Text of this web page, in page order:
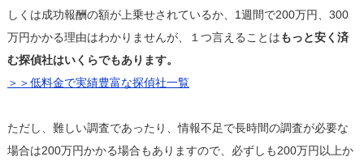
しくは成功報酬の額が上乗せされているか、1週間で200万円、300
万円かかる理由はわかりませんが、１つ言えることはもっと安く済
む探偵社はいくらでもあります。
＞＞低料金で実績豊富な探偵社一覧
ただし、難しい調査であったり、情報不足で長時間の調査が必要な
場合は200万円かかる場合もありますので、必ずしも200万円以上か